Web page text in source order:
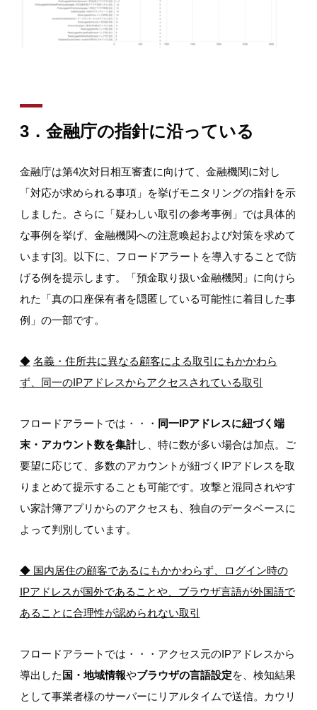
3．金融庁の指針に沿っている
金融庁は第4次対日相互審査に向けて、金融機関に対し
「対応が求められる事項」を挙げモニタリングの指針を示
しました。さらに「疑わしい取引の参考事例」では具体的
な事例を挙げ、金融機関への注意喚起および対策を求めて
います[3]。以下に、フロードアラートを導入することで防
げる例を提示します。「預金取り扱い金融機関」に向けら
れた「真の口座保有者を隠匿している可能性に着目した事
例」の一部です。
◆ 名義・住所共に異なる顧客による取引にもかかわら
ず、同一のIPアドレスからアクセスされている取引
フロードアラートでは・・・ 同一IPアドレスに紐づく端
末・アカウント数を集計し、特に数が多い場合は加点。ご
要望に応じて、多数のアカウントが紐づくIPアドレスを取
りまとめて提示することも可能です。攻撃と混同されやす
い家計簿アプリからのアクセスも、独自のデータベースに
よって判別しています。
◆ 国内居住の顧客であるにもかかわらず、ログイン時の
IPアドレスが国外であることや、ブラウザ言語が外国語で
あることに合理性が認められない取引
フロードアラートでは・・・アクセス元のIPアドレスから
導出した 国・地域情報やブラウザの言語設定を、検知結果
として事業者様のサーバーにリアルタイムで送信。カウリ